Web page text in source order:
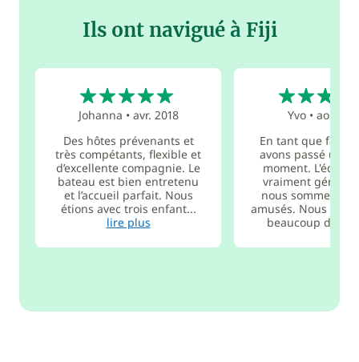
Ils ont navigué à Fiji
Johanna • avr. 2018
Des hôtes prévenants et
très compétants, flexible et
d’excellente compagnie. Le
bateau est bien entretenu
et l’accueil parfait. Nous
étions avec trois enfant...
lire plus
Yvo• août
En tant que
avons passé un
moment.
vraiment génial
nous sommes
amusés. Nous
beaucoup d...